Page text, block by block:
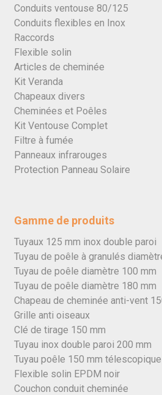
Conduits ventouse 80/125
Conduits flexibles en Inox
Raccords
Flexible solin
Articles de cheminée
Kit Veranda
Chapeaux divers
Cheminées et Poêles
Kit Ventouse Complet
Filtre à fumée
Panneaux infrarouges
Protection Panneau Solaire
Gamme de produits
Tuyaux 125 mm inox double paroi
Tuyau de poêle à granulés
Tuyau de poêle diamètre 100 mm
Tuyau de poêle diamètre 180 mm
Chapeau de cheminée anti-vent
Grille anti oiseaux
Clé de tirage 150 mm
Tuyau inox double paroi 200 mm
Tuyau poêle 150 mm télescopique
Flexible solin EPDM noir
Couchon conduit cheminée